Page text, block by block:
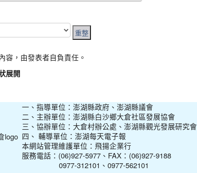
容，由發表者自負責任。
展開
一、指導單位：澎湖縣政府、澎湖縣議會
二、主辦單位：澎湖縣白沙鄉大倉社區發展協會
三、協辦單位：大倉村辦公處、澎湖縣觀光發展研究會
四、 輔導單位：澎湖每天電子報
本網站管理維護單位：飛揚企業行
服務電話：(06)927-5977、FAX：(06)927-9188
0977-312101、0977-562101